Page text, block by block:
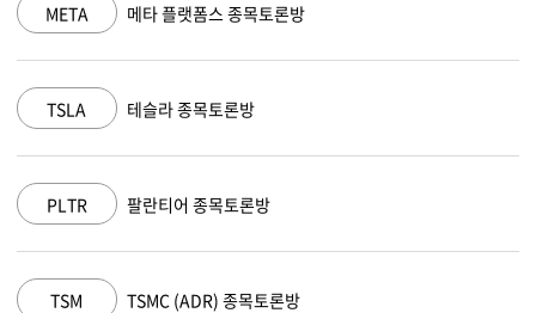
META 메타 플랫폼스 종목토론방
TSLA 테슬라 종목토론방
PLTR 팔란티어 종목토론방
TSM TSMC (ADR) 종목토론방